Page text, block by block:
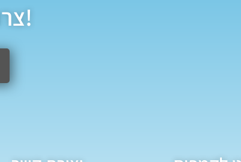
צרו איתנו קשר!